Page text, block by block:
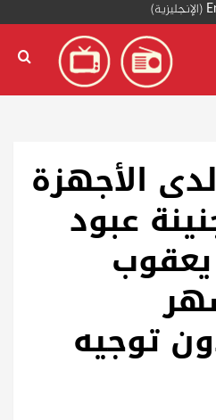
(الإنجليزية)
الأجهزة
عبود
يعقوب
توجيه